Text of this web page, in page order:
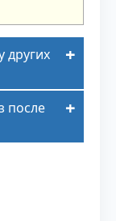
после